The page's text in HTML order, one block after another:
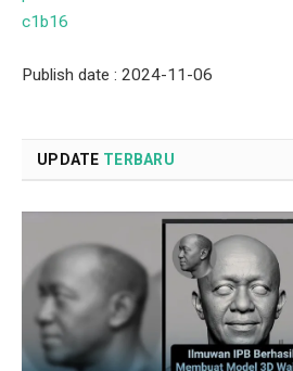
c1b16
Publish date : 2024-11-06
UPDATE TERBARU